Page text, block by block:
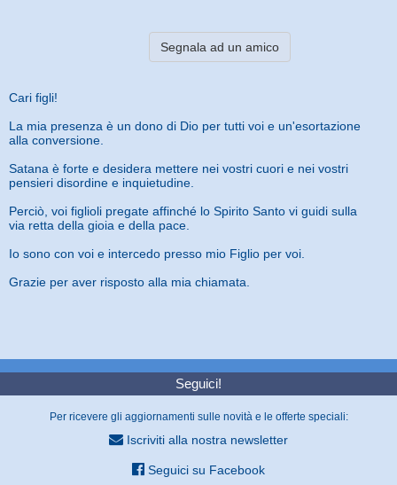
Segnala ad un amico
Cari figli!
La mia presenza è un dono di Dio per tutti voi e un'esortazione
alla conversione.
Satana è forte e desidera mettere nei vostri cuori e nei vostri
pensieri disordine e inquietudine.
Perciò, voi figlioli pregate affinché lo Spirito Santo vi guidi sulla
via retta della gioia e della pace.
Io sono con voi e intercedo presso mio Figlio per voi.
Grazie per aver risposto alla mia chiamata.
Seguici!
Per ricevere gli aggiornamenti sulle novità e le offerte speciali:
Iscriviti alla nostra newsletter
Seguici su Facebook